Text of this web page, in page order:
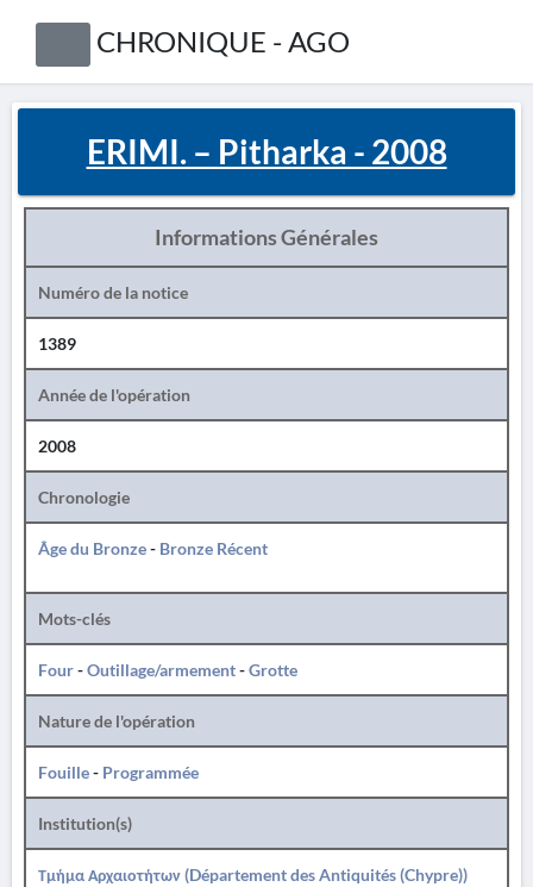
CHRONIQUE - AGO
ERIMI. – Pitharka - 2008
Informations Générales
Numéro de la notice
1389
Année de l'opération
2008
Chronologie
Âge du Bronze- Bronze Récent
Mots-clés
Four-Outillage/armement-Grotte
Nature de l'opération
Fouille- Programmée
Institution(s)
Τμήμα Αρχαιοτήτων (Département des Antiquités (Chypre))